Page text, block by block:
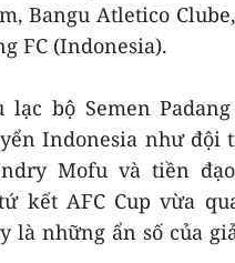
Bangu Atletico
FC (Indonesia).
bộ Semen
Indonesia như đội
Mofu và tiền
kết AFC Cup vừa
là những ẩn số của